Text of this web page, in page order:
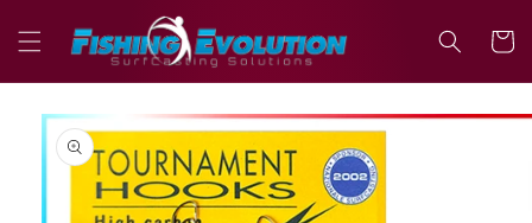
direttamente
ai contenuti
Passa alle
informazioni
sul prodotto